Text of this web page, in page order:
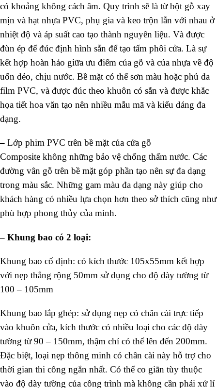
có khoảng không cách âm. Quy trình sẽ là từ bột gỗ xay
mịn và hạt nhựa PVC, phụ gia và keo trộn lẫn với nhau ở
nhiệt độ và áp suất cao tạo thành nguyên liệu. Và được
đùn ép để đúc định hình sẵn để tạo tấm phôi cửa. Là sự
kết hợp hoàn hảo giữa ưu điểm của gỗ và của nhựa về độ
uốn dẻo, chịu nước. Bề mặt có thể sơn màu hoặc phủ da
film PVC, và được đúc theo khuôn có sẵn và được khắc
họa tiết hoa văn tạo nên nhiều mẫu mã và kiểu dáng đa
dạng.
– Lớp phim PVC trên bề mặt của cửa gỗ
Composite không những bảo vệ chống thấm nước. Các
đường vân gỗ trên bề mặt góp phần tạo nên sự đa dạng
trong màu sắc. Những gam màu đa dạng này giúp cho
khách hàng có nhiều lựa chọn hơn theo sở thích cũng như
phù hợp phong thủy của mình.
– Khung bao có 2 loại:
Khung bao cố định: có kích thước 105x55mm kết hợp
với nẹp thẳng rộng 50mm sử dụng cho độ dày tường từ
100 – 105mm
Khung bao lắp ghép: sử dụng nẹp có chân cài trực tiếp
vào khuôn cửa, kích thước có nhiều loại cho các độ dày
tường từ 90 – 150mm, thậm chí có thể lên đến 200mm.
Đặc biệt, loại nẹp thông minh có chân cài này hỗ trợ cho
thời gian thi công ngắn nhất. Có thể co giãn tùy thuộc
vào độ dày tường của công trình mà không cần phải xử lí